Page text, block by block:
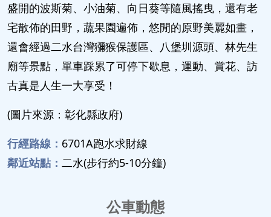
盛開的波斯菊、小油菊、向日葵等隨風搖曳，還有老
宅散佈的田野，蔬果園遍佈，悠閒的原野美麗如畫，
還會經過二水台灣獼猴保護區、八堡圳源頭、林先生
廟等景點，單車踩累了可停下歇息，運動、賞花、訪
古真是人生一大享受！
(圖片來源：彰化縣政府)
行經路線： 6701A跑水求財線
鄰近站點： 二水(步行約5-10分鐘)
公車動態